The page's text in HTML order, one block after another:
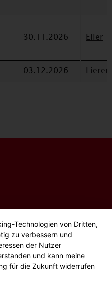
30.11.2026 Eller
03.12.2026
Technologien von Dritten,
zu verbessern und
der Nutzer
und kann meine
für die Zukunft widerrufen